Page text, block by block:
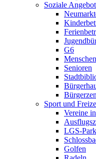
Soziale
G6
Senioren
Sport und
Vereine
LGS-Park
Golfen